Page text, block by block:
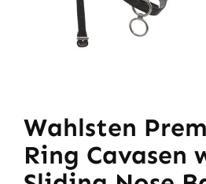
Wahlsten
Ring Cavasen